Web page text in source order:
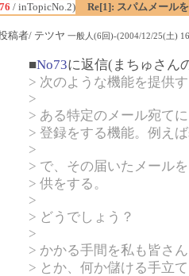
/ inTopicNo.2) Re[1]: スパムメール
稿者/ テツヤ 一般人(6回)-(2004/12/25(土)
■No73に返信(まちゅさん
> 次のような機能を提供
>
> ある特定のメール宛て
> 登録をする機能。例え
>
> で、その届いたメール
> 供をする。
>
> どうでしょう？
>
> かかる手間を私も皆さ
> とか、何か儲ける手立